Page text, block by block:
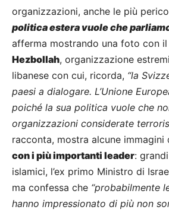
organizzazioni, anche le più
politica estera vuole che
afferma mostrando una foto con il
Hezbollah, organizzazione
libanese con cui, ricorda, “la
paesi a dialogare. L’Unione
poiché la sua politica vuole che
organizzazioni considerate
racconta, mostra alcune immagini
con i più importanti leader:
islamici, l’ex primo Ministro di
ma confessa che “probabilmente
hanno impressionato di più non